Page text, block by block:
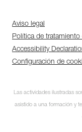
Aviso legal
Política de
Accessibility
Configuración de
Las actividades ilustradas
asistido a una formación y